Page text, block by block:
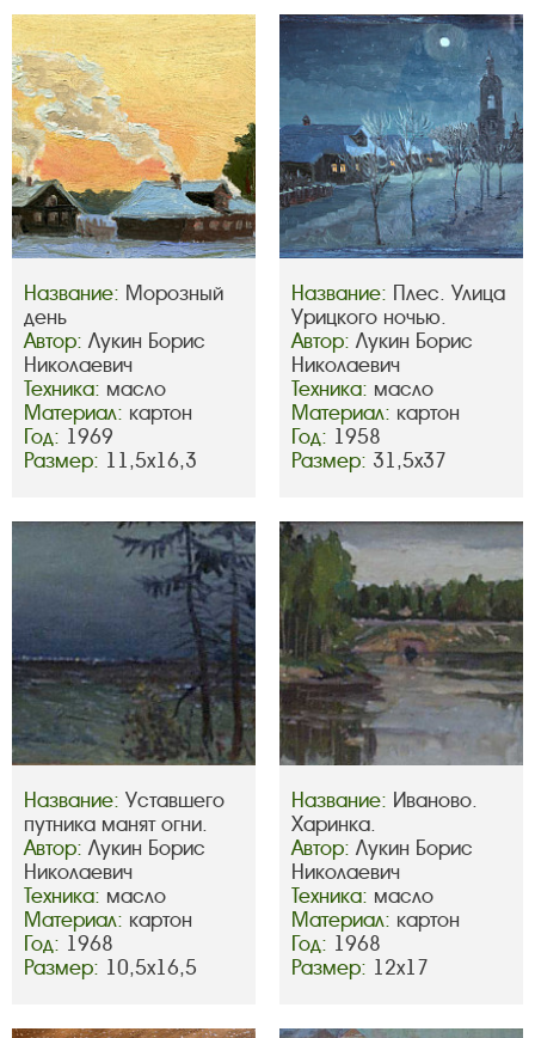
Название: Морозный
день
Автор: Лукин Борис
Николаевич
Техника: масло
Материал: картон
Год: 1969
Размер: 11,5х16,3
Название: Плес. Улица
Урицкого ночью.
Автор: Лукин Борис
Николаевич
Техника: масло
Материал: картон
Год: 1958
Размер: 31,5х37
Название: Уставшего
путника манят огни.
Автор: Лукин Борис
Николаевич
Техника: масло
Материал: картон
Год: 1968
Размер: 10,5х16,5
Название: Иваново.
Харинка.
Автор: Лукин Борис
Николаевич
Техника: масло
Материал: картон
Год: 1968
Размер: 12х17